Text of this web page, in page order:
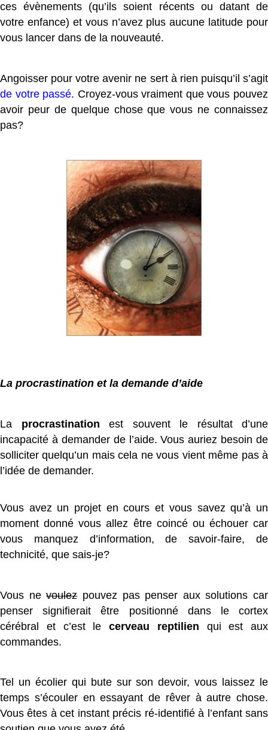
ces évènements (qu’ils soient récents ou datant de
votre enfance) et vous n’avez plus aucune latitude pour
vous lancer dans de la nouveauté.
Angoisser pour votre avenir ne sert à rien puisqu’il s’agit
de votre passé. Croyez-vous vraiment que vous pouvez
avoir peur de quelque chose que vous ne connaissez
pas?
La procrastination et la demande d’aide
La procrastination est souvent le résultat d’une
incapacité à demander de l’aide. Vous auriez besoin de
solliciter quelqu’un mais cela ne vous vient même pas à
l’idée de demander.
Vous avez un projet en cours et vous savez qu’à un
moment donné vous allez être coincé ou échouer car
vous manquez d’information, de savoir-faire, de
technicité, que sais-je?
Vous nevoulezpouvez pas penser aux solutions car
penser signifierait être positionné dans le cortex
cérébral et c’est le cerveau reptilien qui est aux
commandes.
Tel un écolier qui bute sur son devoir, vous laissez le
temps s’écouler en essayant de rêver à autre chose.
Vous êtes à cet instant précis ré-identifié à l’enfant sans